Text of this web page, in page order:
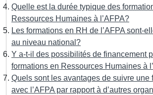
Quelle est la durée typique des
Ressources Humaines à l’AFPA?
Les formations en RH de l’AFPA sont-
au niveau national?
Y a-t-il des possibilités de financement
formations en Ressources Humaines à
Quels sont les avantages de suivre une
avec l’AFPA par rapport à d’autres